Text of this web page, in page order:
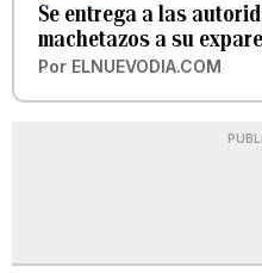
Se entrega a las
machetazos a su
Por ELNUEVODIA.COM